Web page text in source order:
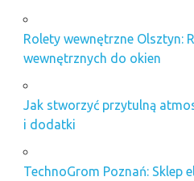
Rolety wewnętrzne Olsztyn:
wewnętrznych do okien
Jak stworzyć przytulną
i dodatki
TechnoGrom Poznań: Sklep